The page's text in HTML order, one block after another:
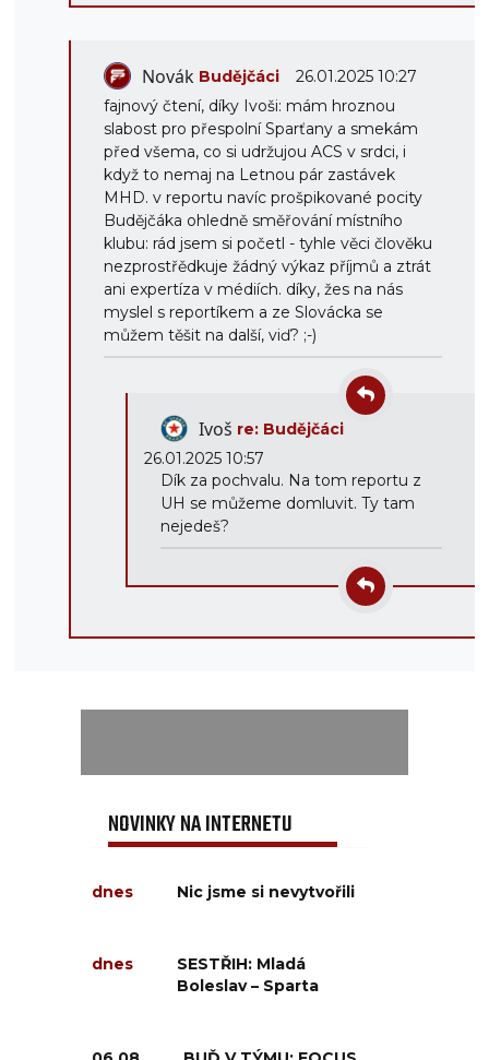
Novák Budějčáci
26.01.2025 10:27
fajnový čtení, díky Ivoši: mám hroznou
slabost pro přespolní Sparťany a smekám
před všema, co si udržujou ACS v srdci, i
když to nemaj na Letnou pár zastávek
MHD. v reportu navíc prošpikované pocity
Budějčáka ohledně směřování místního
klubu: rád jsem si početl - tyhle věci člověku
nezprostřědkuje žádný výkaz příjmů a ztrát
ani expertíza v médiích. díky, žes na nás
myslel s reportíkem a ze Slovácka se
můžem těšit na další, viď? ;-)
Ivoš re: Budějčáci
26.01.2025 10:57
Dík za pochvalu. Na tom reportu z
UH se můžeme domluvit. Ty tam
nejedeš?
NOVINKY NA INTERNETU
dnes Nic jsme si nevytvořili
dnes
SESTŘIH: Mladá
Boleslav – Sparta